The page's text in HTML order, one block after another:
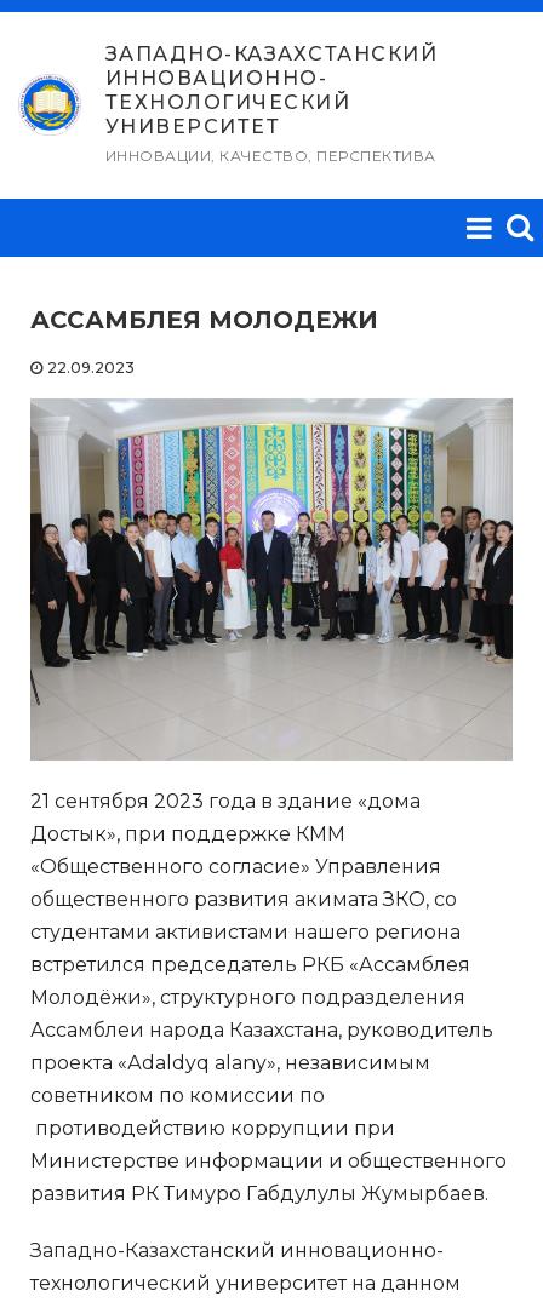
Перейти
содержимому
ЗАПАДНО-КАЗАХСТАНСКИЙ
ИННОВАЦИОННО-
ТЕХНОЛОГИЧЕСКИЙ
УНИВЕРСИТЕТ
ИННОВАЦИИ, КАЧЕСТВО, ПЕРСПЕКТИВА
АССАМБЛЕЯ МОЛОДЕЖИ
22.09.2023
21 сентября 2023 года в здание «дома
Достык», при поддержке КММ
«Общественного согласие» Управления
общественного развития акимата ЗКО, со
студентами активистами нашего региона
встретился председатель РКБ «Ассамблея
Молодёжи», структурного подразделения
Ассамблеи народа Казахстана, руководитель
проекта «Аdaldyq alany», независимым
советником по комиссии по
противодействию коррупции при
Министерстве информации и общественного
развития РК Тимуро Габдулулы Жумырбаев.
Западно-Казахстанский инновационно-
технологический университет на данном